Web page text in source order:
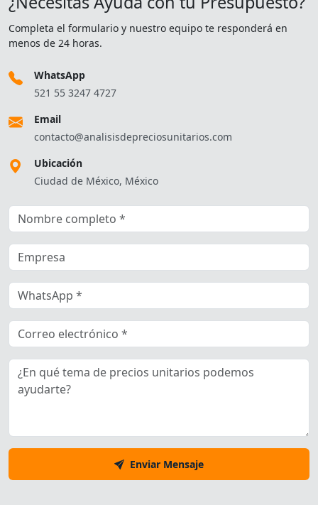
Completa el formulario y nuestro equipo te responderá en
menos de 24 horas.
WhatsApp
521 55 3247 4727
Email
contacto@analisisdepreciosunitarios.com
Ubicación
Ciudad de México, México
Enviar Mensaje